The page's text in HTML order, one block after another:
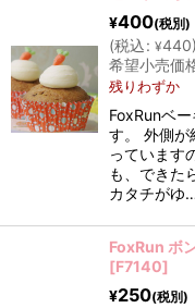
¥400(税別)
(税込: ¥440)
希望小売価
残りわずか
FoxRunベ
す。 外側が
っています
も、できた
カタチがゆ
FoxRun ボ
[F7140]
¥250(税別)